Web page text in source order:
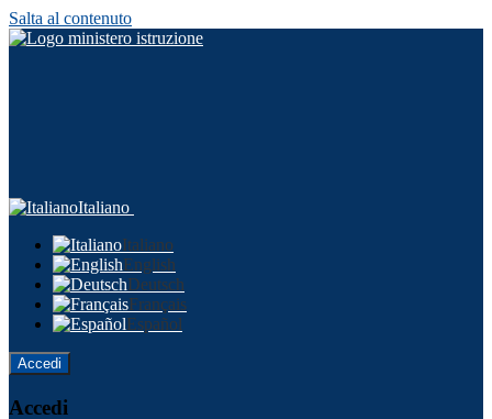
Salta al contenuto
Italiano
Italiano
English
Deutsch
Français
Español
Accedi
Accedi